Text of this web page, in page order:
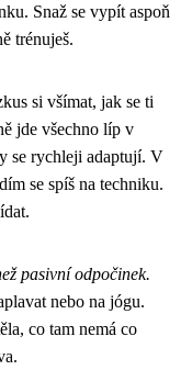
Snaž se vypít aspoň
trénuješ.
si všímat, jak se ti
jde všechno líp v
se rychleji adaptují. V
se spíš na techniku.
pasivní odpočinek.
nebo na jógu.
co tam nemá co